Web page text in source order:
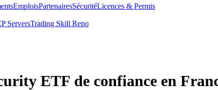
EmploisPartenairesSécuritéLicences & Permis
ServersTrading Skill Repo
ETF de confiance en